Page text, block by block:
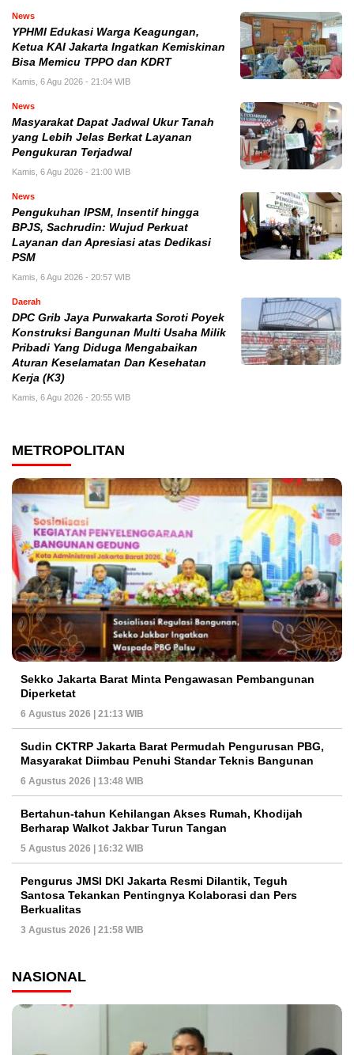
News
YPHMI Edukasi Warga Keagungan,
Ketua KAI Jakarta Ingatkan Kemiskinan
Bisa Memicu TPPO dan KDRT
Kamis, 6 Agu 2026 - 21:04 WIB
News
Masyarakat Dapat Jadwal Ukur Tanah
yang Lebih Jelas Berkat Layanan
Pengukuran Terjadwal
Kamis, 6 Agu 2026 - 21:00 WIB
News
Pengukuhan IPSM, Insentif hingga
BPJS, Sachrudin: Wujud Perkuat
Layanan dan Apresiasi atas Dedikasi
PSM
Kamis, 6 Agu 2026 - 20:57 WIB
Daerah
DPC Grib Jaya Purwakarta Soroti Poyek
Konstruksi Bangunan Multi Usaha Milik
Pribadi Yang Diduga Mengabaikan
Aturan Keselamatan Dan Kesehatan
Kerja (K3)
Kamis, 6 Agu 2026 - 20:55 WIB
METROPOLITAN
Sekko Jakarta Barat Minta Pengawasan Pembangunan
Diperketat
6 Agustus 2026 | 21:13 WIB
Sudin CKTRP Jakarta Barat Permudah Pengurusan PBG,
Masyarakat Diimbau Penuhi Standar Teknis Bangunan
6 Agustus 2026 | 13:48 WIB
Bertahun-tahun Kehilangan Akses Rumah, Khodijah
Berharap Walkot Jakbar Turun Tangan
5 Agustus 2026 | 16:32 WIB
Pengurus JMSI DKI Jakarta Resmi Dilantik, Teguh
Santosa Tekankan Pentingnya Kolaborasi dan Pers
Berkualitas
3 Agustus 2026 | 21:58 WIB
NASIONAL